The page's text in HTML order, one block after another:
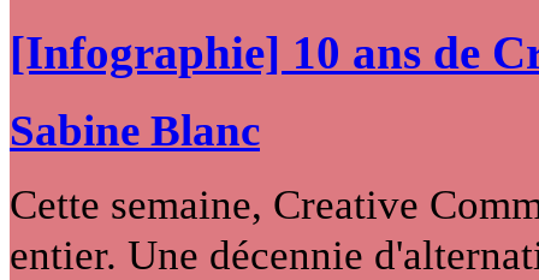
[Infographie] 10 ans de
Sabine Blanc
Cette semaine, Creative
entier. Une décennie